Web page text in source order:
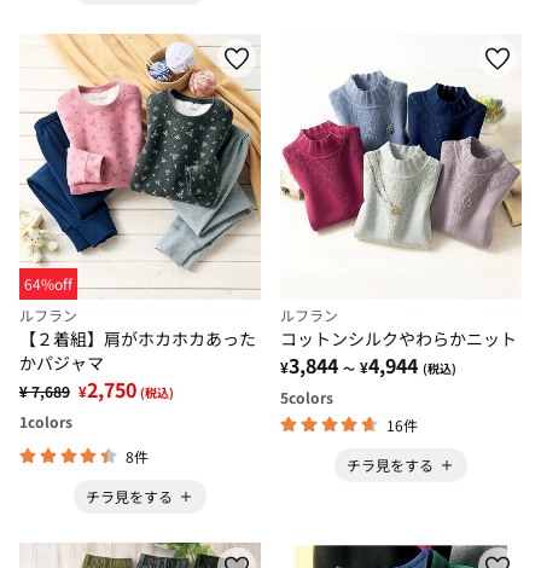
64%off
ルフラン
【２着組】肩がホカホカあった
かパジャマ
¥ 7,689 ¥2,750 (税込)
1colors
8件
チラ見をする
ルフラン
コットンシルクやわらかニット
¥3,844 ～ ¥4,944 (税込)
5colors
16件
チラ見をする